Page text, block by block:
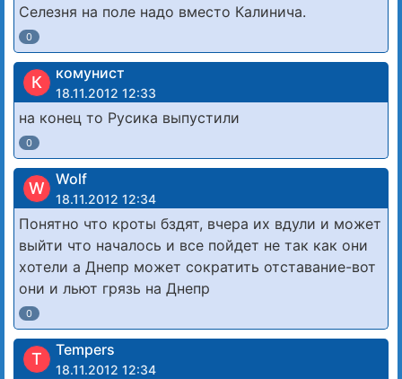
Селезня на поле надо вместо Калинича.
0
К комунист
18.11.2012 12:33
на конец то Русика выпустили
0
W Wolf
18.11.2012 12:34
Понятно что кроты бздят, вчера их вдули и может
выйти что началось и все пойдет не так как они
хотели а Днепр может сократить отставание-вот
они и льют грязь на Днепр
0
T Tempers
18.11.2012 12:34